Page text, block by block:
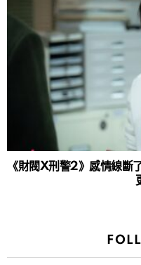
《財閥X刑警2》感情線斷